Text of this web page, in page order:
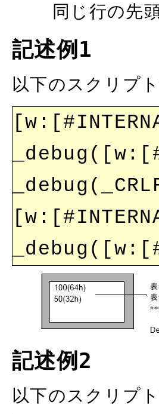
同じ行の先
記述例1
以下のスクリプ
記述例2
以下のスクリプ